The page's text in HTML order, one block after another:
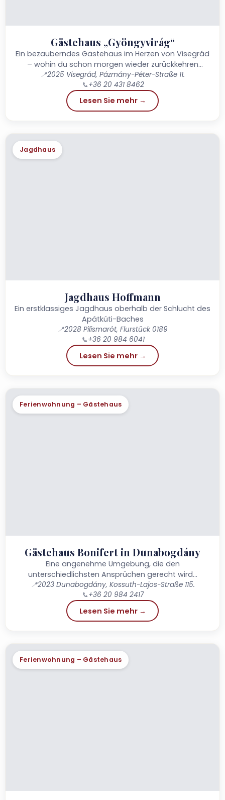
Gästehaus „Gyöngyvirág“
Ein bezauberndes Gästehaus im Herzen von Visegrád
– wohin du schon morgen wieder zurückkehren
würdest!
📍2025 Visegrád, Pázmány-Péter-Straße 11.
📞+36 20 431 8462
Lesen Sie mehr →
Jagdhaus
Jagdhaus Hoffmann
Ein erstklassiges Jagdhaus oberhalb der Schlucht des
Apátkúti-Baches
📍2028 Pilismarót, Flurstück 0189​​​​​​​
📞+36 20 984 6041​​​​​​​​​​​​​​
Lesen Sie mehr →
Ferienwohnung – Gästehaus
Gästehaus Bonifert in Dunabogdány
Eine angenehme Umgebung, die den
unterschiedlichsten Ansprüchen gerecht wird…
📍2023 Dunabogdány, Kossuth-Lajos-Straße 115.
📞+36 20 984 2417
Lesen Sie mehr →
Ferienwohnung – Gästehaus